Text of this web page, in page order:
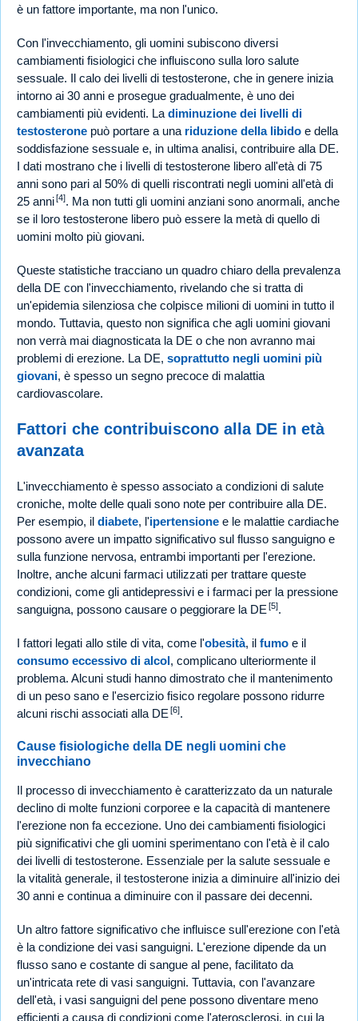
è un fattore importante, ma non l'unico.
Con l'invecchiamento, gli uomini subiscono diversi
cambiamenti fisiologici che influiscono sulla loro salute
sessuale. Il calo dei livelli di testosterone, che in genere inizia
intorno ai 30 anni e prosegue gradualmente, è uno dei
cambiamenti più evidenti. La diminuzione dei livelli di
testosterone può portare a una riduzione della libido e della
soddisfazione sessuale e, in ultima analisi, contribuire alla DE.
I dati mostrano che i livelli di testosterone libero all'età di 75
anni sono pari al 50% di quelli riscontrati negli uomini all'età di
25 anni[4]. Ma non tutti gli uomini anziani sono anormali, anche
se il loro testosterone libero può essere la metà di quello di
uomini molto più giovani.
Queste statistiche tracciano un quadro chiaro della prevalenza
della DE con l'invecchiamento, rivelando che si tratta di
un'epidemia silenziosa che colpisce milioni di uomini in tutto il
mondo. Tuttavia, questo non significa che agli uomini giovani
non verrà mai diagnosticata la DE o che non avranno mai
problemi di erezione. La DE, soprattutto negli uomini più
giovani, è spesso un segno precoce di malattia
cardiovascolare.
Fattori che contribuiscono alla DE in età
avanzata
L'invecchiamento è spesso associato a condizioni di salute
croniche, molte delle quali sono note per contribuire alla DE.
Per esempio, il diabete, l'ipertensione e le malattie cardiache
possono avere un impatto significativo sul flusso sanguigno e
sulla funzione nervosa, entrambi importanti per l'erezione.
Inoltre, anche alcuni farmaci utilizzati per trattare queste
condizioni, come gli antidepressivi e i farmaci per la pressione
sanguigna, possono causare o peggiorare la DE [5].
I fattori legati allo stile di vita, come l'obesità, il fumo e il
consumo eccessivo di alcol, complicano ulteriormente il
problema. Alcuni studi hanno dimostrato che il mantenimento
di un peso sano e l'esercizio fisico regolare possono ridurre
alcuni rischi associati alla DE [6].
Cause fisiologiche della DE negli uomini che
invecchiano
Il processo di invecchiamento è caratterizzato da un naturale
declino di molte funzioni corporee e la capacità di mantenere
l'erezione non fa eccezione. Uno dei cambiamenti fisiologici
più significativi che gli uomini sperimentano con l'età è il calo
dei livelli di testosterone. Essenziale per la salute sessuale e
la vitalità generale, il testosterone inizia a diminuire all'inizio dei
30 anni e continua a diminuire con il passare dei decenni.
Un altro fattore significativo che influisce sull'erezione con l'età
è la condizione dei vasi sanguigni. L'erezione dipende da un
flusso sano e costante di sangue al pene, facilitato da
un'intricata rete di vasi sanguigni. Tuttavia, con l'avanzare
dell'età, i vasi sanguigni del pene possono diventare meno
efficienti a causa di condizioni come l'aterosclerosi, in cui la